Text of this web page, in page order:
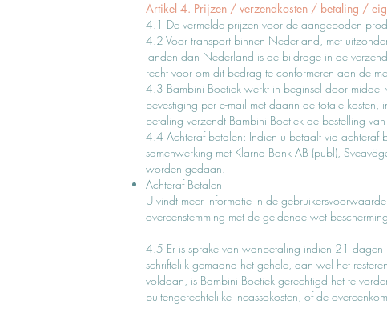
Artikel 4. Prijzen / verzendkosten / betaling /
4.1 De vermelde prijzen voor de aangeboden
4.2 Voor transport binnen Nederland, met
landen dan Nederland is de bijdrage in de
recht voor om dit bedrag te conformeren aan de
4.3 Bambini Boetiek werkt in beginsel door
bevestiging per e-mail met daarin de totale
betaling verzendt Bambini Boetiek de bestelling
4.4 Achteraf betalen: Indien u betaalt via achteraf
samenwerking met Klarna Bank AB (publ),
worden gedaan.
Achteraf Betalen
U vindt meer informatie in de
overeenstemming met de geldende wet
4.5 Er is sprake van wanbetaling indien 21 dagen
schriftelijk gemaand het gehele, dan wel het
voldaan, is Bambini Boetiek gerechtigd het te
buitengerechtelijke incassokosten, of de